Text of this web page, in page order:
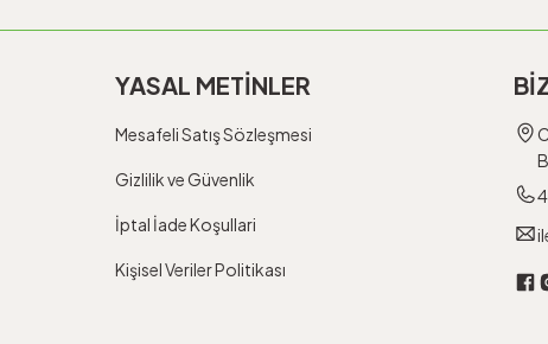
YASAL METİNLER
Mesafeli Satış Sözleşmesi
Gizlilik ve Güvenlik
İptal İade Koşullari
Kişisel Veriler Politikası